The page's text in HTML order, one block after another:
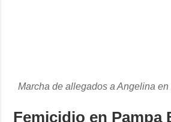
Marcha de allegados a Angelina
Femicidio en Pampa